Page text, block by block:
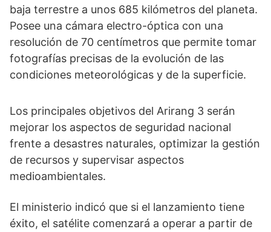
baja terrestre a unos 685 kilómetros del planeta.
Posee una cámara electro-óptica con una
resolución de 70 centímetros que permite tomar
fotografías precisas de la evolución de las
condiciones meteorológicas y de la superficie.
Los principales objetivos del Arirang 3 serán
mejorar los aspectos de seguridad nacional
frente a desastres naturales, optimizar la gestión
de recursos y supervisar aspectos
medioambientales.
El ministerio indicó que si el lanzamiento tiene
éxito, el satélite comenzará a operar a partir de